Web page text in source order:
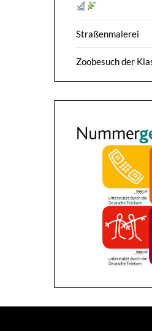
Straßenmalerei
Zoobesuch der